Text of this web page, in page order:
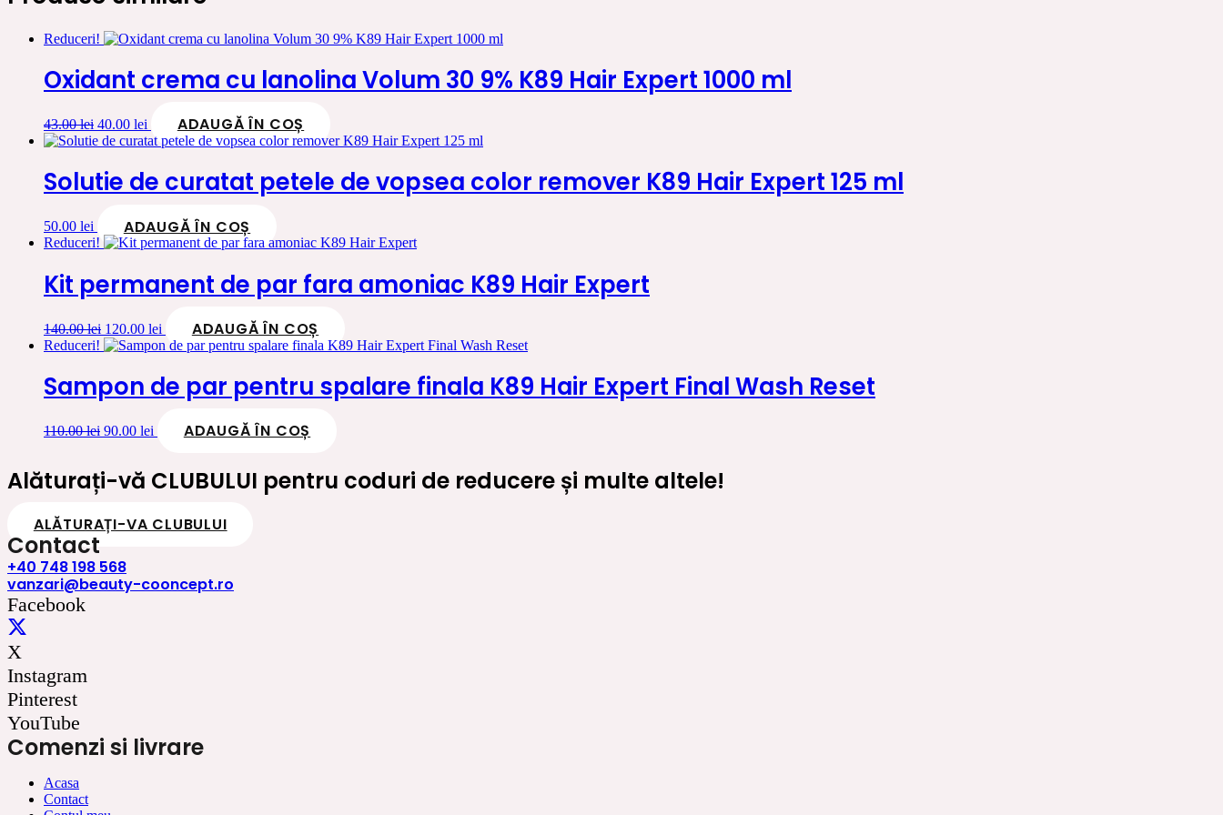
Reduceri!
Oxidant crema cu lanolina Volum 30 9% K89 Hair Expert 1000 ml
43.00lei Prețul
inițial
fost:
43.00 lei.
40.00 lei Prețul
curent
ADAUGĂ ÎN COȘ
Solutie de curatat petele de vopsea color remover K89 Hair Expert 125 ml
50.00 lei ADAUGĂ ÎN COȘ
Reduceri!
Kit permanent de par fara amoniac K89 Hair Expert
140.00lei Prețul
inițial
140.00 lei.
120.00 lei Prețul
curent
120.00 lei.
ADAUGĂ ÎN COȘ
Reduceri!
Sampon de par pentru spalare finala K89 Hair Expert Final Wash Reset
110.00lei Prețul
fost:
110.00 lei.
90.00 lei Prețul
90.00 lei.
ADAUGĂ ÎN COȘ
Alăturați-vă CLUBULUI pentru coduri de reducere și multe altele!
ALĂTURAȚI-VA CLUBULUI
Contact
+40 748 198 568
vanzari@beauty-cooncept.ro
Facebook
X
Instagram
Pinterest
YouTube
Comenzi si livrare
Acasa
Contact